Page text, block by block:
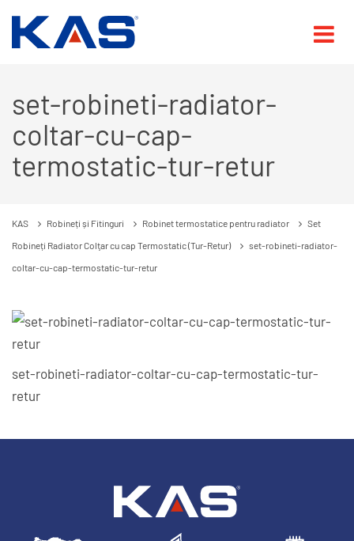
set-robineti-radiator-
coltar-cu-cap-
termostatic-tur-retur
KAS Robineți și Fitinguri Robinet termostatice pentru radiator
Set
Robineți Radiator Colţar cu cap Termostatic (Tur-Retur)
set-robineti-radiator-
coltar-cu-cap-termostatic-tur-retur
set-robineti-radiator-coltar-cu-cap-termostatic-tur-
retur